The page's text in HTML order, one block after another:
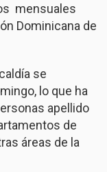
mensuales
Dominicana de
se
lo que ha
apellido
de
áreas de la